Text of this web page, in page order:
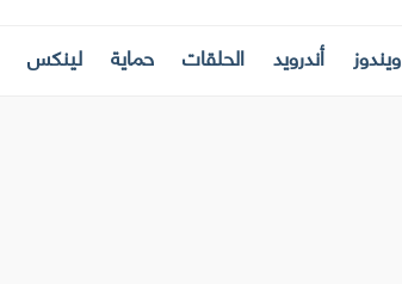
ويندوز أندرويد الحلقات حماية لينكس